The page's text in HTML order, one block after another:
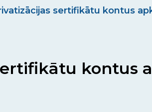
sertifikātu kontus
kontus